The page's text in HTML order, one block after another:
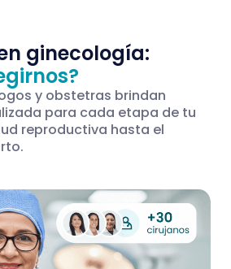
ginecología:
y obstetras brindan
para cada etapa de tu
reproductiva hasta el